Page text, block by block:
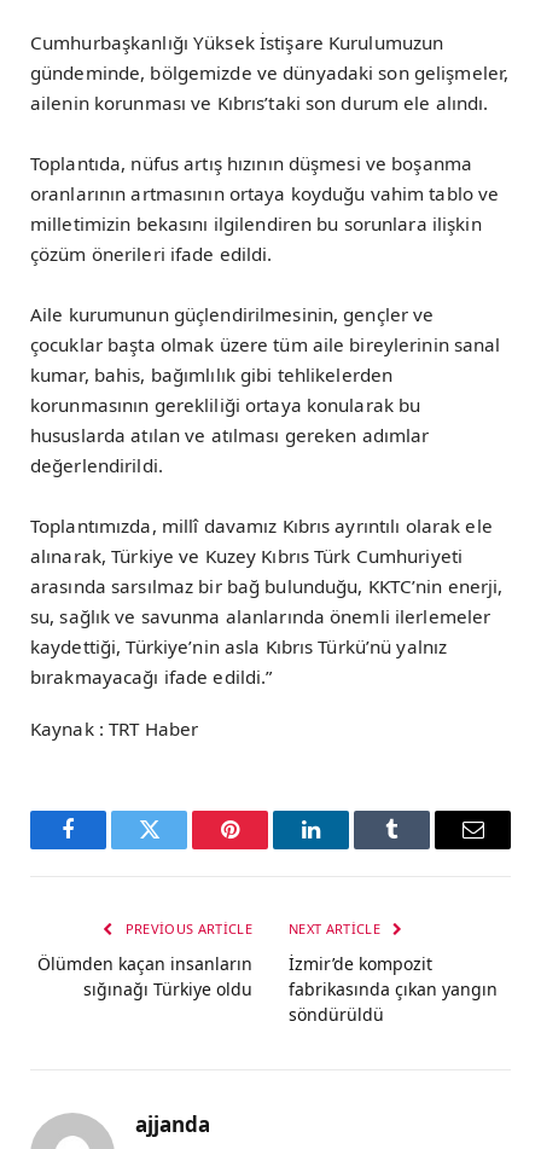
Cumhurbaşkanlığı Yüksek İstişare Kurulumuzun
gündeminde, bölgemizde ve dünyadaki son gelişmeler,
ailenin korunması ve Kıbrıs’taki son durum ele alındı.
Toplantıda, nüfus artış hızının düşmesi ve boşanma
oranlarının artmasının ortaya koyduğu vahim tablo ve
milletimizin bekasını ilgilendiren bu sorunlara ilişkin
çözüm önerileri ifade edildi.
Aile kurumunun güçlendirilmesinin, gençler ve
çocuklar başta olmak üzere tüm aile bireylerinin sanal
kumar, bahis, bağımlılık gibi tehlikelerden
korunmasının gerekliliği ortaya konularak bu
hususlarda atılan ve atılması gereken adımlar
değerlendirildi.
Toplantımızda, millî davamız Kıbrıs ayrıntılı olarak ele
alınarak, Türkiye ve Kuzey Kıbrıs Türk Cumhuriyeti
arasında sarsılmaz bir bağ bulunduğu, KKTC’nin enerji,
su, sağlık ve savunma alanlarında önemli ilerlemeler
kaydettiği, Türkiye’nin asla Kıbrıs Türkü’nü yalnız
bırakmayacağı ifade edildi.”
Kaynak : TRT Haber
FacebookTwitter Pinterest LinkedInTumblr Email
PREVIOUS ARTICLE
Ölümden kaçan insanların
sığınağı Türkiye oldu
NEXT ARTICLE
İzmir’de kompozit
fabrikasında çıkan yangın
söndürüldü
ajjanda